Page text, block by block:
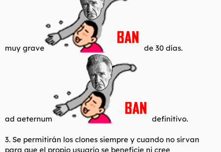
muy grave de 30 días.
ad aeternum definitivo.
3. Se permitirán los clones siempre y cuando no sirvan
para que el propio usuario se beneficie ni cree